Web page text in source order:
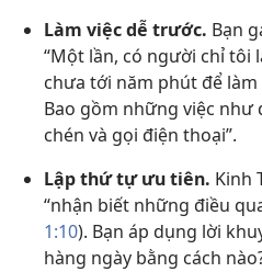
Làm việc dễ trước. Bạn
“Một lần, có người chỉ tôi
chưa tới năm phút để
Bao gồm những việc như
chén và gọi điện thoại”.
Lập thứ tự ưu tiên. Kinh
“nhận biết những điều
1:10). Bạn áp dụng lời
hàng ngày bằng cách